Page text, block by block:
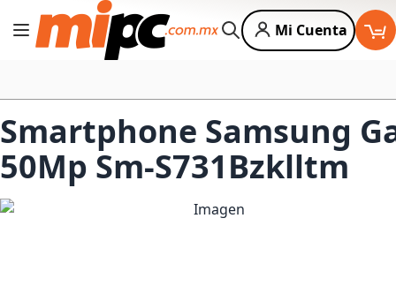
Cambiar Nav
Buscar
Mi Cuenta
Smartphone Samsung
50Mp Sm-S731Bzklltm